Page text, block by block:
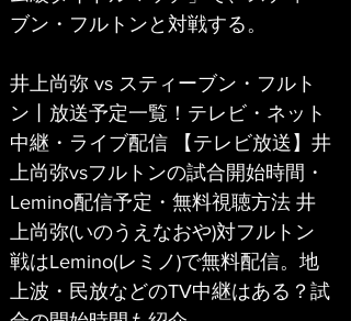
ブン・フルトンと対戦する。
井上尚弥 vs スティーブン・フルト
ン丨放送予定一覧！テレビ・ネット
中継・ライブ配信 【テレビ放送】井
上尚弥vsフルトンの試合開始時間・
Lemino配信予定・無料視聴方法 井
上尚弥(いのうえなおや)対フルトン
戦はLemino(レミノ)で無料配信。地
上波・民放などのTV中継はある？試